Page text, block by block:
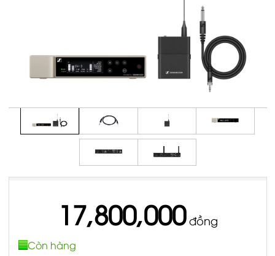
17,800,000đồng
Còn hàng